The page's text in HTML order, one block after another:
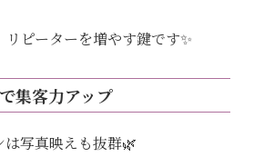
リピーターを増やす鍵です✨
集客力アップ
写真映えも抜群🌿